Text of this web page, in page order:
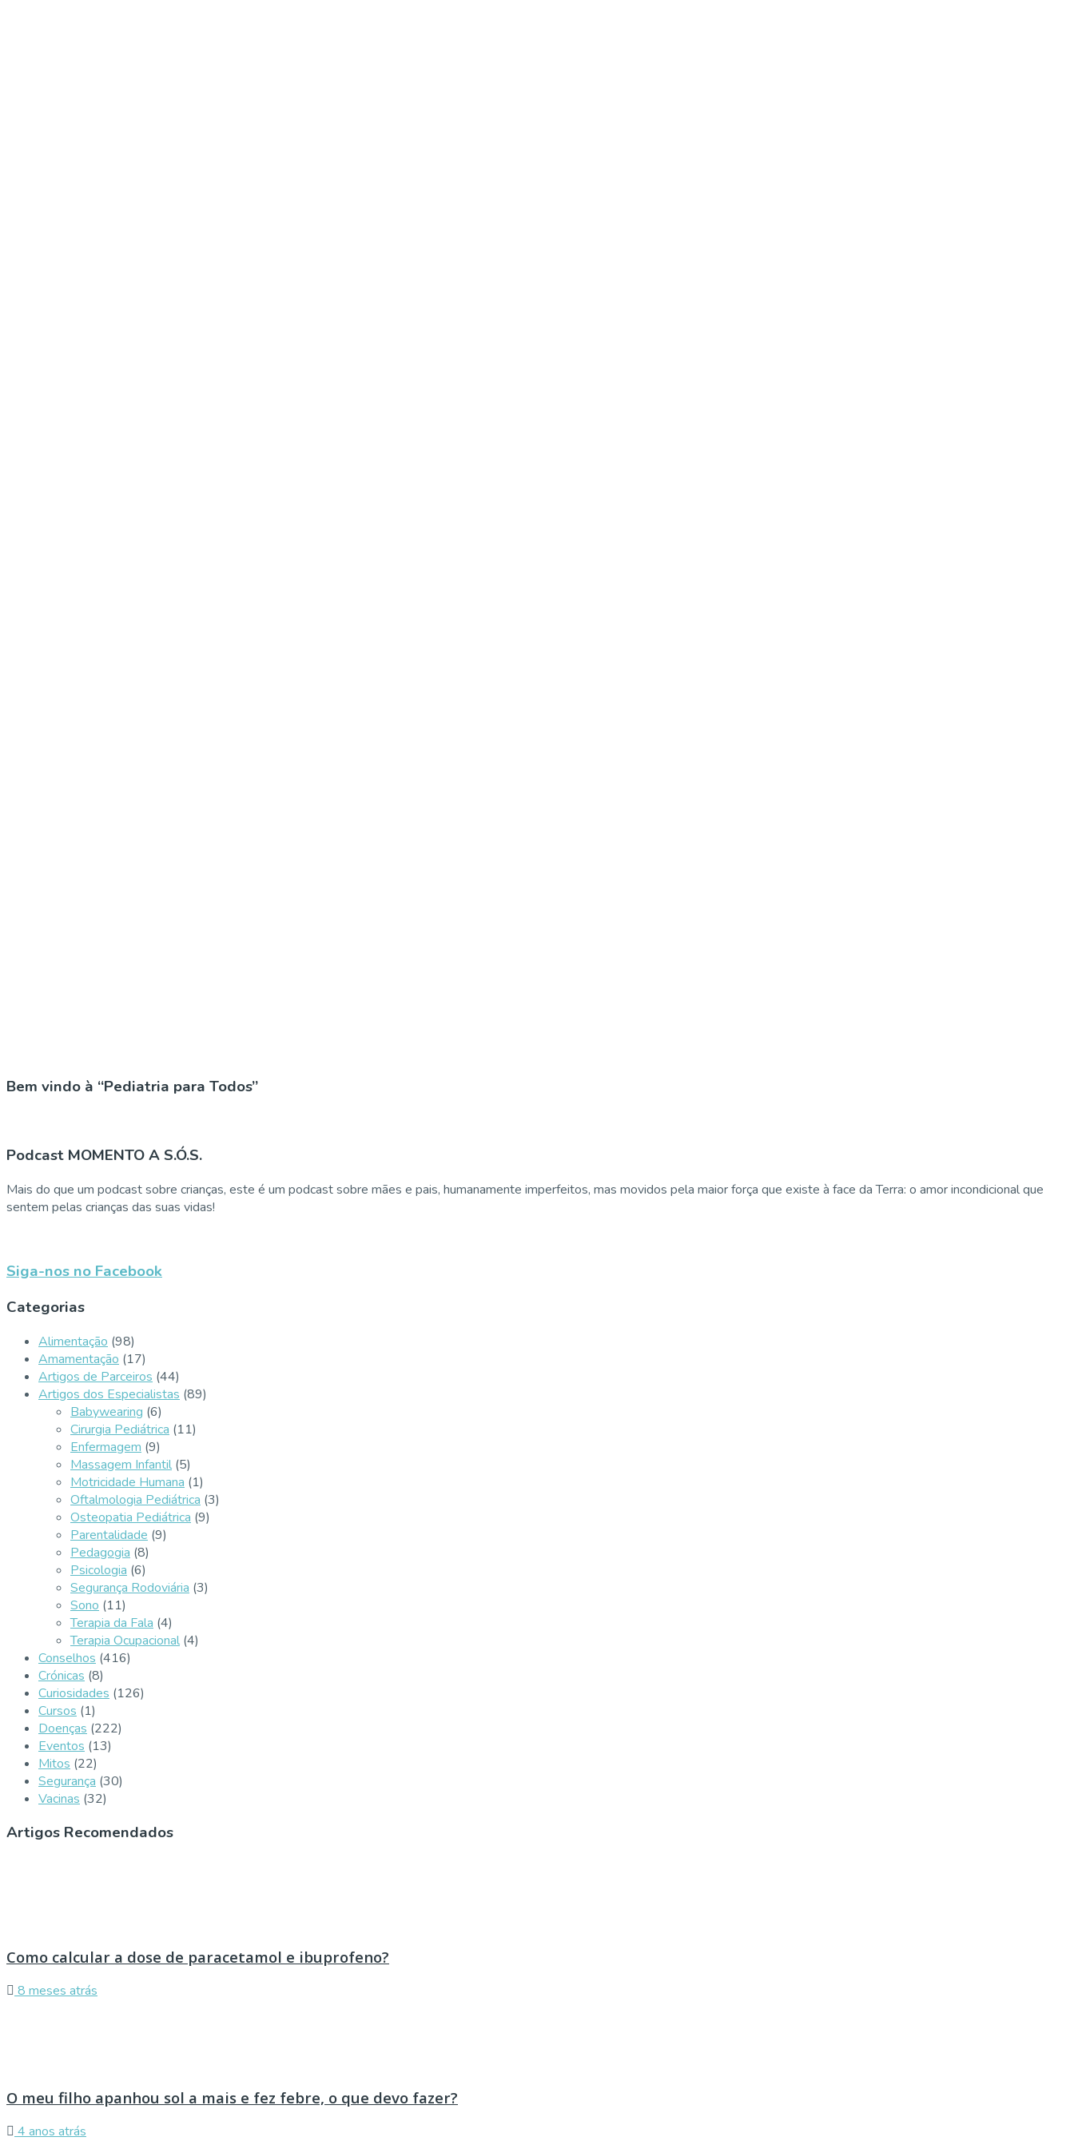
Bem vindo à “Pediatria para Todos”
Podcast MOMENTO A S.Ó.S.
Mais do que um podcast sobre crianças, este é um podcast sobre mães e pais, humanamente imperfeitos, mas movidos pela maior força que existe à face da Terra: o amor incondicional que
sentem pelas crianças das suas vidas!
Siga-nos no Facebook
Categorias
Alimentação (98)
Amamentação (17)
Artigos de Parceiros (44)
Artigos dos Especialistas (89)
Babywearing (6)
Cirurgia Pediátrica (11)
Enfermagem (9)
Massagem Infantil (5)
Motricidade Humana (1)
Oftalmologia Pediátrica (3)
Osteopatia Pediátrica (9)
Parentalidade (9)
Pedagogia (8)
Psicologia (6)
Segurança Rodoviária (3)
Sono (11)
Terapia da Fala (4)
Terapia Ocupacional (4)
Conselhos (416)
Crónicas (8)
Curiosidades (126)
Cursos (1)
Doenças (222)
Eventos (13)
Mitos (22)
Segurança (30)
Vacinas (32)
Artigos Recomendados
Como calcular a dose de paracetamol e ibuprofeno?
8 meses atrás
O meu filho apanhou sol a mais e fez febre, o que devo fazer?
4 anos atrás